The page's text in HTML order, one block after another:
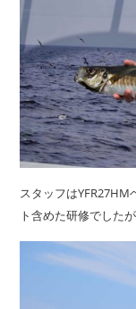
新艇・展示艇
求人情報
スタッフは
ト含めた研修でしたが